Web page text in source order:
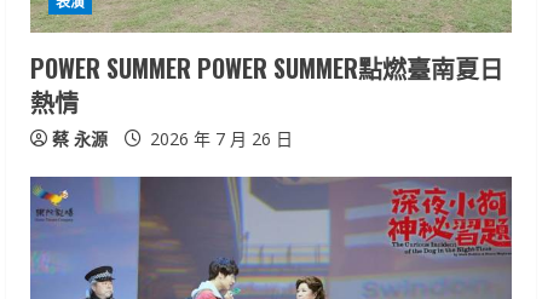
i
n
g
POWER SUMMER POWER SUMMER點燃臺南夏日
熱情
蔡 永源 2026 年 7 月 26 日